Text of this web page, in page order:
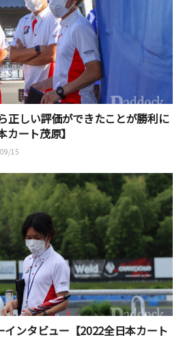
正しい評価ができたことが勝利に
ート茂原】
15
インタビュー【2022全日本カート